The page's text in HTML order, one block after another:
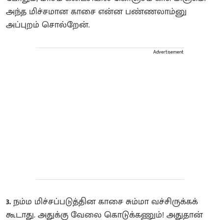
அந்த மிச்சமான காசை என்ன பண்ணலாம்னு
அப்புறம் சொல்றேன்.
Advertisement
3.நம்ம மிச்சப்படுத்தின காசை சும்மா வச்சிருக்கக்
கூடாது. அதுக்கு வேலை கொடுக்கணும்! அதுதான்